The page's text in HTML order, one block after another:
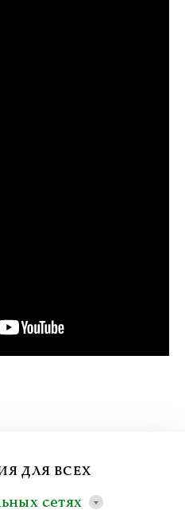
ДЛЯ ВСЕХ
сетях